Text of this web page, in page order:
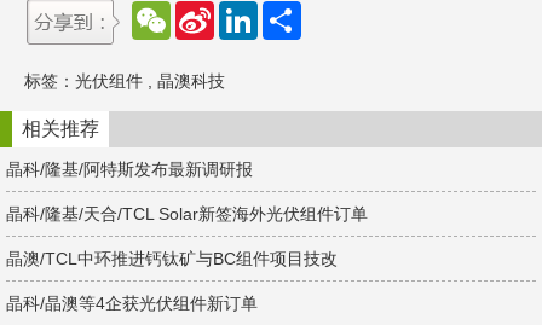
W
e
a
t
S
a
W
e
b
o
L
d
n
标签： 光伏组件 晶澳科技
相关推荐
晶科/隆基/阿特斯发布最新调研报
晶科/隆基/天合/TCL Solar新签海外光伏组件订单
晶澳/TCL中环推进钙钛矿与BC组件项目技改
晶科/晶澳等4企获光伏组件新订单